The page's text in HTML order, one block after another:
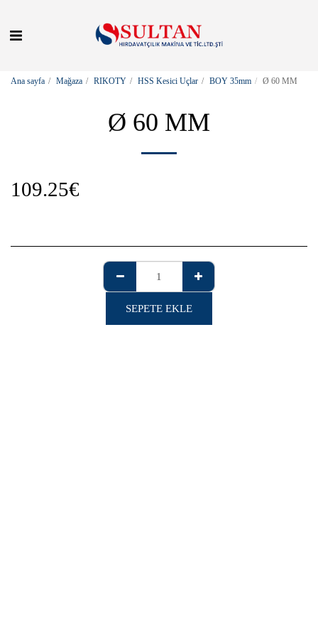
Ana sayfa Mağaza RIKOTY HSS Kesici Uçlar BOY 35mm Ø 60 MM
Ø 60 MM
109.25€
SEPETE EKLE